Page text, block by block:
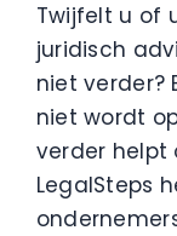
Twijfelt u of
juridisch
niet verder?
niet wordt
verder helpt
LegalSteps